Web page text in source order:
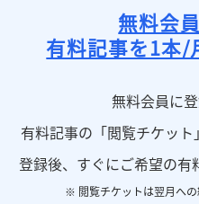
無料会
有料記事を1本/
無料会員に登
有料記事の「閲覧チケット
登録後、すぐにご希望の有
※ 閲覧チケットは翌月への